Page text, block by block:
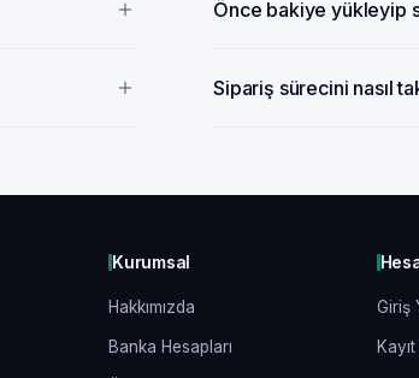
Önce bakiye yükleyip
Sipariş sürecini nasıl
Kurumsal
Hakkımızda
Banka Hesapları
Giriş
Kayıt